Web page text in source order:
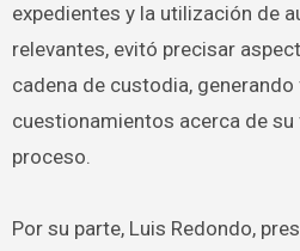
expedientes y la utilización de
relevantes, evitó precisar
cadena de custodia,
cuestionamientos acerca de
proceso.
Por su parte, Luis Redondo,